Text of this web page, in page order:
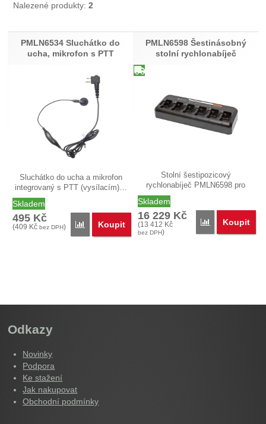
Nalezené produkty: 2
Produkty
PMLN6534 Sluchátko do
ucha, mikrofon s PTT
Sluchátko do ucha a mikrofon
integrovaný s PTT (vysílacím)…
Skladem
495 Kč
(409 Kč bez DPH) Přidat 'PMLN6534 Sluchátko do ucha, mikrofon s
Koupit
PMLN6598 Šestinásobný
stolní rychlonabíječ
Stolní šestipozicový
rychlonabíječ PMLN6598 pro
Skladem
16 229 Kč
(13 412 Kč
bez DPH)
Přidat
Koupit
Odkazy
Novinky
Podpora
Ke stažení
Jak nakupovat
Obchodní podmínky